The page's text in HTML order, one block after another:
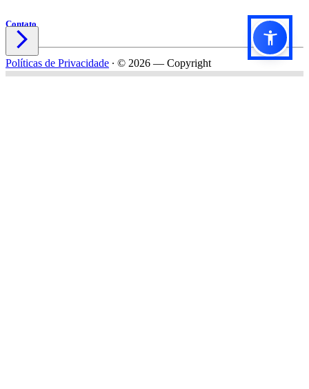
Contato

Políticas de Privacidade ∙ © 2026 — Copyright